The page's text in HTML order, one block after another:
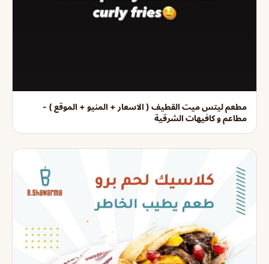
مطعم ليتس ميت القطيف ( الاسعار + المنيو + الموقع ) -
مطاعم و كافيهات الشرقية